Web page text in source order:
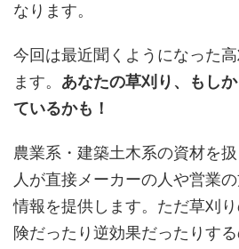
なります。
今回は最近聞くようになった
ます。 あなたの草刈り、もし
ているかも！
農業系・建築土木系の資材を
人が直接メーカーの人や営業
情報を提供します。ただ草刈
険だったり逆効果だったりす